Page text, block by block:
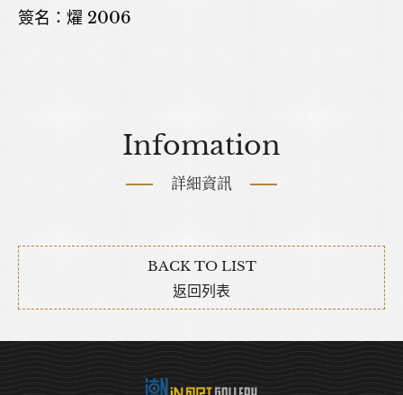
簽名：燿 2006
Infomation
詳細資訊
BACK TO LIST
返回列表